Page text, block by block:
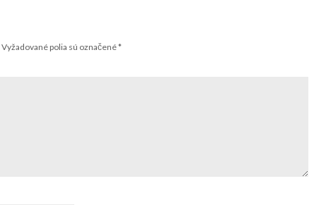
Vyžadované polia sú označené*